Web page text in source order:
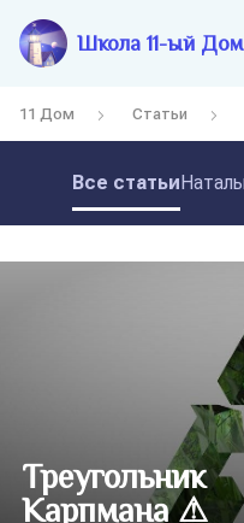
Школа 11-ый Дом
11 Дом Статьи
Все статьи
Треугольник
Карпмана ⚠